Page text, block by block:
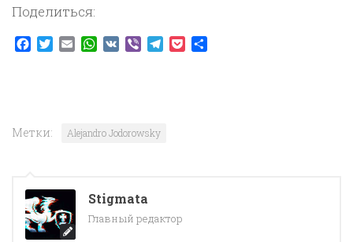
Поделиться:
Facebook
TwitterEmailWhatsApp
VK ViberTelegram
Pocket
Метки: Alejandro Jodorowsky
Stigmata
Главный редактор